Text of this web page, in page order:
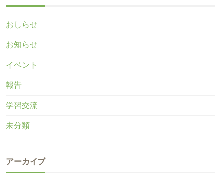
おしらせ
お知らせ
イベント
報告
学習交流
未分類
アーカイブ